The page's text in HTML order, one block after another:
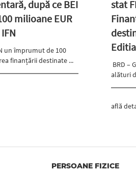
după ce BEI
milioane EUR
un împrumut de 100
finanțării destinate ...
stat
BRD –
alături
află
PERSOANE FIZICE